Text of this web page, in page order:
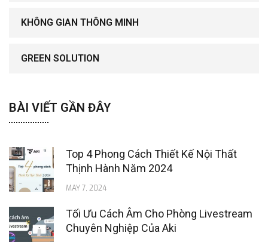
KHÔNG GIAN THÔNG MINH
GREEN SOLUTION
BÀI VIẾT GẦN ĐÂY
Top 4 Phong Cách Thiết Kế Nội Thất
Thịnh Hành Năm 2024
MAY 7, 2024
Tối Ưu Cách Âm Cho Phòng Livestream
Chuyên Nghiệp Của Aki